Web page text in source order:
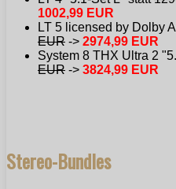
1002,99 EUR
LT 5 licensed by Dolby
EUR -> 2974,99 EUR
System 8 THX Ultra 2
EUR -> 3824,99 EUR
Stereo-Bundles